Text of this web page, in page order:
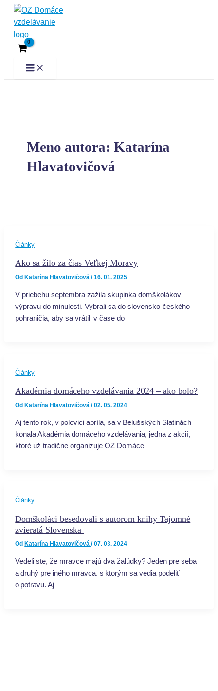
Preskočiť
obsah
Main
Menu
Meno autora: Katarína
Hlavatovičová
Články
Ako sa žilo za čias Veľkej Moravy
Od Katarína Hlavatovičová/16. 01. 2025
V priebehu septembra zažila skupinka domškolákov
výpravu do minulosti. Vybrali sa do slovensko-českého
pohraničia, aby sa vrátili v čase do
Články
Akadémia domáceho vzdelávania 2024 – ako bolo?
Od Katarína Hlavatovičová/02. 05. 2024
Aj tento rok, v polovici apríla, sa v Belušských Slatinách
konala Akadémia domáceho vzdelávania, jedna z akcií,
ktoré už tradične organizuje OZ Domáce
Články
Domškoláci besedovali s autorom knihy Tajomné
zvieratá Slovenska
Od Katarína Hlavatovičová/07. 03. 2024
Vedeli ste, že mravce majú dva žalúdky? Jeden pre seba
a druhý pre iného mravca, s ktorým sa vedia podeliť
o potravu. Aj